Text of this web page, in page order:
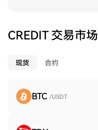
CREDIT 交易市场
现货 合约
BTC /USDT